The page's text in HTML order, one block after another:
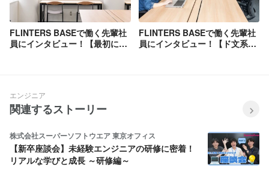
FLINTERS BASEで働く先輩社
員にインタビュー！【最初に入
FLINTERS BASEで働く先輩社
員にインタビュー！【ド文系か
エンジニア
関連するストーリー
株式会社スーパーソフトウエア 東京オフィス
【新卒座談会】未経験エンジニアの研修に密着！
リアルな学びと成長 ～研修編～